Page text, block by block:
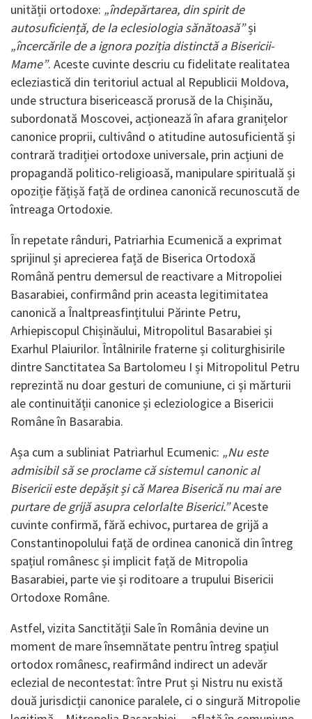
unității ortodoxe: „îndepărtarea, din spirit de
autosuficiență, de la eclesiologia sănătoasă”și
„încercările de a ignora poziția distinctă a Bisericii-
Mame”. Aceste cuvinte descriu cu fidelitate realitatea
ecleziastică din teritoriul actual al Republicii Moldova,
unde structura bisericească prorusă de la Chișinău,
subordonată Moscovei, acționează în afara granițelor
canonice proprii, cultivând o atitudine autosuficientă și
contrară tradiției ortodoxe universale, prin acțiuni de
propagandă politico-religioasă, manipulare spirituală și
opoziție fățișă față de ordinea canonică recunoscută de
întreaga Ortodoxie.
În repetate rânduri, Patriarhia Ecumenică a exprimat
sprijinul și aprecierea față de Biserica Ortodoxă
Română pentru demersul de reactivare a Mitropoliei
Basarabiei, confirmând prin aceasta legitimitatea
canonică a Înaltpreasfințitului Părinte Petru,
Arhiepiscopul Chișinăului, Mitropolitul Basarabiei și
Exarhul Plaiurilor. Întâlnirile fraterne și coliturghisirile
dintre Sanctitatea Sa Bartolomeu I și Mitropolitul Petru
reprezintă nu doar gesturi de comuniune, ci și mărturii
ale continuității canonice și ecleziologice a Bisericii
Române în Basarabia.
Așa cum a subliniat Patriarhul Ecumenic: „Nu este
admisibil să se proclame că sistemul canonic al
Bisericii este depășit și că Marea Biserică nu mai are
purtare de grijă asupra celorlalte Biserici.”Aceste
cuvinte confirmă, fără echivoc, purtarea de grijă a
Constantinopolului față de ordinea canonică din întreg
spațiul românesc și implicit față de Mitropolia
Basarabiei, parte vie și roditoare a trupului Bisericii
Ortodoxe Române.
Astfel, vizita Sanctității Sale în România devine un
moment de mare însemnătate pentru întreg spațiul
ortodox românesc, reafirmând indirect un adevăr
eclezial de necontestat: între Prut și Nistru nu există
două jurisdicții canonice paralele, ci o singură Mitropolie